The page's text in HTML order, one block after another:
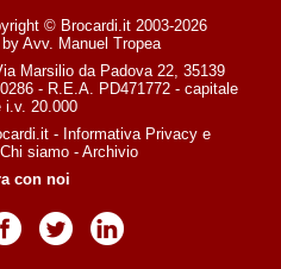
© Brocardi.it 2003-2026
Avv. Manuel Tropea
Marsilio da Padova 22, 35139
- R.E.A. PD471772 - capitale
i.v. 20.000
- Informativa Privacye
Chi siamo - Archivio
con noi
Facebook
Pagina TwitterPagina LinkedIn